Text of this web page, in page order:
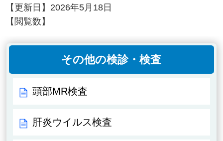
【更新日】 2026年5月18日
【閲覧数】
その他の検診・検査
頭部MR検査
肝炎ウイルス検査